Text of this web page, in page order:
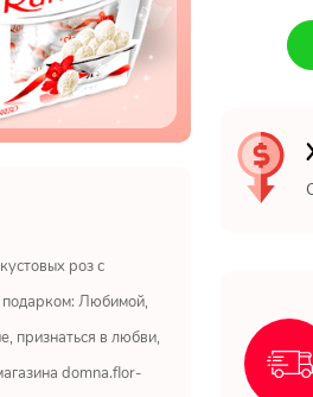
роз с
подарком: Любимой,
признаться в любви,
domna.flor-